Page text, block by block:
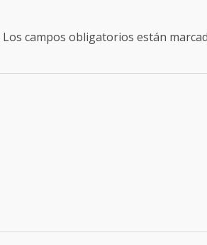
Los campos obligatorios están